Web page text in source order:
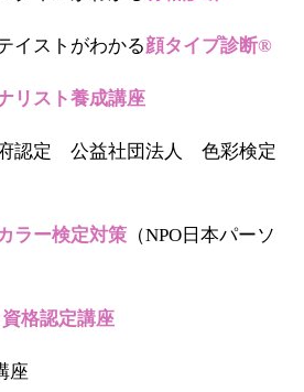
イストがわかる顔タイプ診断®
リスト養成講座
府認定 公益社団法人 色彩検定
ラー検定対策 （NPO日本パーソ
格認定講座
座